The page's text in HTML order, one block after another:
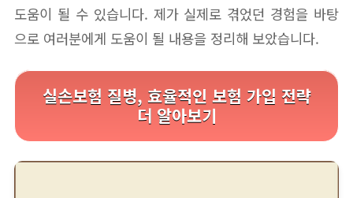
도움이 될 수 있습니다. 제가 실제로 겪었던 경험을 바탕
으로 여러분에게 도움이 될 내용을 정리해 보았습니다.
실손보험 질병, 효율적인 보험 가입 전략
더 알아보기